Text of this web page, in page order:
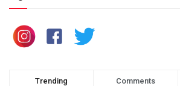
Trending Comments